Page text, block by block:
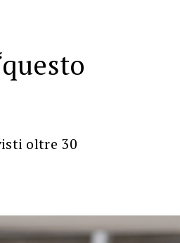
oltre 30